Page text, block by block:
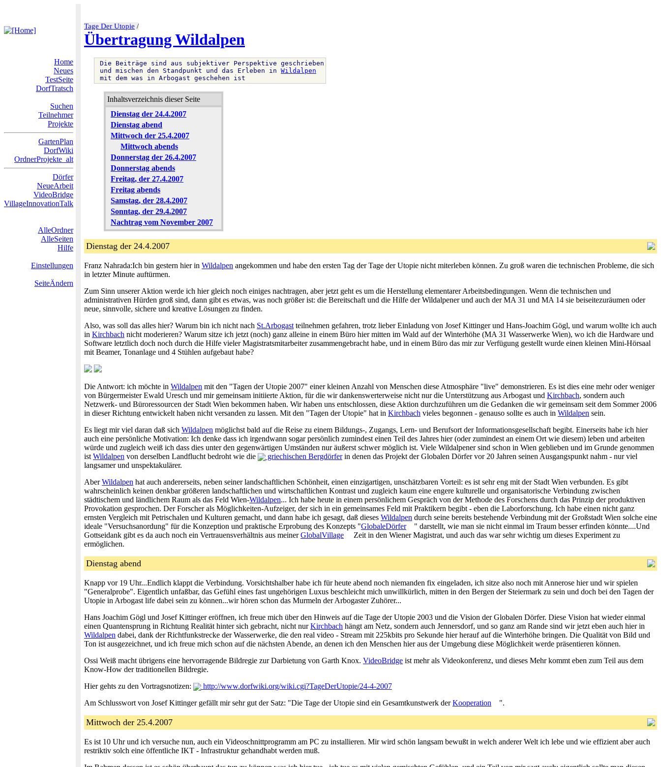
Tage Der Utopie /
Übertragung Wildalpen
Home
Neues
TestSeite
DorfTratsch
Suchen
Teilnehmer
Projekte
GartenPlan
DorfWiki
OrdnerProjekte_alt
Dörfer
NeueArbeit
VideoBridge
VillageInnovationTalk
AlleOrdner
AlleSeiten
Hilfe
Einstellungen
SeiteÄndern
Die Beiträge sind aus subjektiver Perspektive geschrieben
und mischen den Standpunkt und das Erleben in Wildalpen
mit dem was in Arbogast geschehen ist
Inhaltsverzeichnis dieser Seite
Dienstag der 24.4.2007
Dienstag abend
Mittwoch der 25.4.2007
Mittwoch abends
Donnerstag der 26.4.2007
Donnerstag abends
Freitag, der 27.4.2007
Freitag abends
Samstag, der 28.4.2007
Sonntag, der 29.4.2007
Nachtrag vom November 2007
Dienstag der 24.4.2007
Franz Nahrada:Ich bin gestern hier in Wildalpen angekommen und habe den ersten Tag der Tage der Utopie nicht miterleben können. Zu groß waren die technischen Probleme, die sich
in letzter Minute auftürmen.
Zum Sinn unserer Aktion werde ich hier gleich noch einiges nachtragen, aber jetzt geht es um die Herstellung elementarer Arbeitsbedingungen. Wenn die technischen und
administrativen Hürden groß sind, dann gibt es etwas, was noch größer ist: die Bereitschaft und die Hilfe der Wildalpener und auch der MA 31 und MA 14 sie beiseitezuräumen oder
neue, sinnvolle, sichere und kreative Lösungen zu finden.
Also, was soll das alles hier? Warum bin ich nicht nach St.Arbogast teilnehmen gefahren, trotz lieber Einladung von Josef Kittinger und Hans-Joachim Gögl, und warum wollte ich auch
in Kirchbach nicht moderieren? Warum sitze ich jetzt (noch) ganz alleine in einem Büro hier mitten im Wald auf der Winterhöhe (MA 31 Wasserwerke Wien), wo ich die Hardware und
Software letztlich doch noch durch die Hilfe vieler Magistratsmitarbeiter zusammengebracht habe, und in einem Büro das mir zur Verfügung gestellt wurde einen kleinen Mini-Hörsaal
mit Beamer, Tonanlage und 4 Stühlen aufgebaut habe?
Die Antwort: ich möchte in Wildalpen mit den "Tagen der Utopie 2007" einer kleinen Anzahl von Menschen diese Atmosphäre "live" demonstrieren. Es ist dies eine mehr oder weniger
von Bürgermeister Ewald Uresch und mir gemeinsam initiierte Aktion, für die wir dankenswerterweise nicht nur die Unterstützung aus Arbogast und Kirchbach, sondern auch
Netzwerk- und Büroressourcen der Stadt Wien bekommen haben. Wir haben uns entschlossen, diese Aktion durchzuführen um die Gedanken die wir gemeinsam seit dem Sommer 2006
in dieser Richtung entwickelt haben nicht versanden zu lassen. Mit den "Tagen der Utopie" hat in Kirchbach vieles begonnen - genauso sollte es auch in Wildalpen sein.
Es liegt mir viel daran daß sich Wildalpen möglichst bald auf die Reise zu einem Bildungs-, Zugangs, Lern- und Berufsort der Informationsgesellschaft begibt. Einerseits habe ich hier
auch eine persönliche Motivation: Ich denke dass ich irgendwann sogar persönlich zumindest einen Teil des Jahres hier (oder zumindest an einem Ort wie diesem) leben und arbeiten
würde und zugleich weiß ich dass dies unter den gegenwärtigen Umständen nur äußerst schwer möglich ist. Viele Wildalpener sind schon in Wien geblieben und im Grunde genommen
ist Wildalpen von derselben Landflucht bedroht wie die griechischen Bergdörferin denen das Projekt der Globalen Dörfer vor 20 Jahren seinen Ausgangspunkt nahm - nur viel
langsamer und unspektakulärer.
AberWildalpen hat auch andererseits, neben seiner landschaftlichen Schönheit, einen einzigartigen, unschätzbaren Vorteil: es ist sehr eng mit der Stadt Wien verbunden. Es gibt
wahrscheinlich keinen denkbar größeren landschaftlichen und wirtschaftlichen Kontrast und zugleich kaum eine engere kulturelle und organisatorische Verbindung zwischen
städtischem und ländlichem Raum als das Feld Wien-Wildalpen... Ich habe heute in einem persönlichem Gespräch von der Methode des Forschens durch das Prinzip der produktiven
Provokation gesprochen. Der Forscher als Möglichkeiten-Aufzeiger, der sich in ein gemeinsames Feld mit Praktikern begibt - eben die Laborforschung. Ich habe einen nicht ganz
ernsten Vergleich mit Petrischalen und Kulturen gemacht, und dann habe ich gesagt, daß dieses Wildalpen durch seine bereits bestehende Verbindung mit der Großstadt Wien solche eine
ideale "Versuchsanordung" für die Konzeption und praktische Erprobung des Konzepts "GlobaleDörfer
" darstellt, wie man sie nicht einmal im Traum besser erfinden könnte....Und
Gottseidank gibt es da auch noch ein Vertrauensverhältnis aus meinerGlobalVillage
Zeit in den Wiener Magistrat, und auch das war sehr wichtig um dieses Experiment zu
ermöglichen.
Dienstag abend
Knapp vor 19 Uhr...Endlich klappt die Verbindung. Vorsichtshalber habe ich für heute abend noch niemanden fix eingeladen, ich sitze also noch mit Annerose hier und wir spielen
"Generalprobe". Eigentlich unfaßbar, das Gefühl eines fast ungehörigen Luxus beschleicht mich unwillkürlich, mitten in den Bergen der Steiermark zu sein und doch bei den Tagen der
Utopie in Arbogast life dabei sein zu können...wir hören schon das Murmeln der Arbogaster Zuhörer...
Hans Joachim Gögl und Josef Kittinger eröffnen, ich freue mich über den Hinweis auf die Tage der Utopie 2003 und die Vision der Globalen Dörfer. Diese Vision hat wieder einmal
einen Quantensprung in Richtung Realität hinter sich gebracht, nicht nurKirchbach hängt am Netz, sondern auch Jennersdorf, und so ganz am Rande sind wir jetzt eben auch hier in
Wildalpen dabei, dank der Richtfunkstrecke der Wasserwerke, die den real video - Stream mit 225kbits pro Sekunde hier herauf auf die Winterhöhe bringen. Die Qualität von Bild und
Ton ist ausgezeichnet, und ich freue mich schon auf die nächsten Abende, an denen ich den Menschen hier aus der Umgebung diese Möglichkeit werde präsentieren können.
Ossi Weiß macht übrigens eine hervorragende Bildregie zur Darbietung von Garth Knox. VideoBridge ist mehr als Videokonferenz, und dieses Mehr kommt eben zum Teil aus dem
Know-How der traditionellen Bildregie.
Hier gehts zu den Vortragsnotizen:
http://www.dorfwiki.org/wiki.cgi?TageDerUtopie/24-4-2007
Am Schlusswort von Josef Kittinger gefällt mir sehr gut der Satz: "Die Tage der Utopie sind ein Gesamtkunstwerk derKooperation ".
Mittwoch der 25.4.2007
Es ist 10 Uhr und ich versuche nun, auch ein Videoschnittprogramm am PC zu installieren. Mir wird schön langsam bewußt in welch anderer Welt ich lebe und wie effizient aber auch
restriktiv solch eine öffentliche IKT - Infrastruktur gehandhabt werden muß.